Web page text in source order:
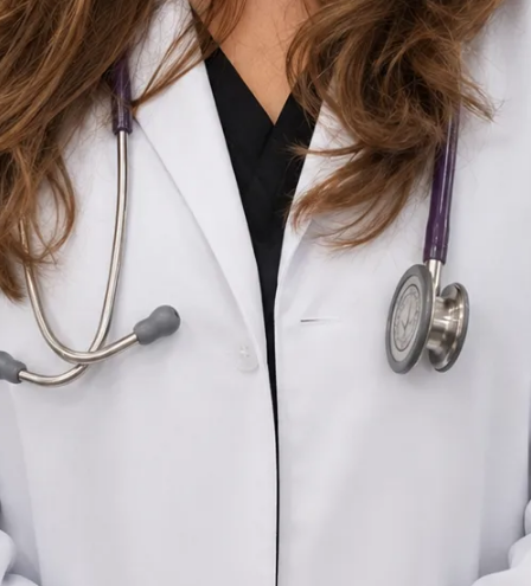
Pediatru Romania
Romanian, English
Înregistrat în Romania
Consultație online disponibilă
Profil verificat
Alege interval cu Alexandra
Verificați înregistrarea
Pediatru
Consultații de medicină primară